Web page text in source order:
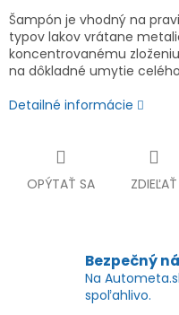
Šampón je vhodný na
typov lakov vrátane
koncentrovanému
na dôkladné umytie
Detailné informácie
OPÝTAŤ SA ZDIEĽAŤ
Bezpečný
Na
spoľahlivo.